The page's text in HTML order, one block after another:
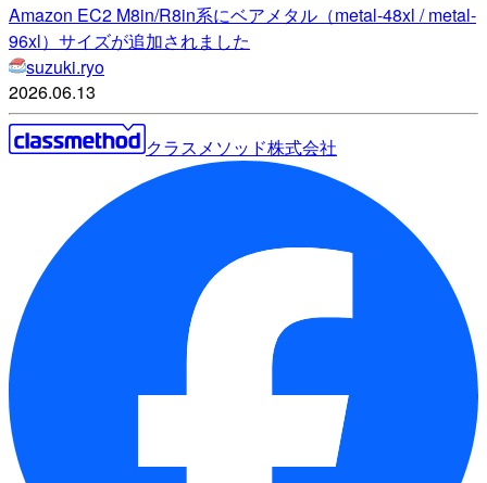
Amazon EC2 M8in/R8in系にベアメタル（metal-48xl / metal-
96xl）サイズが追加されました
suzuki.ryo
2026.06.13
クラスメソッド株式会社